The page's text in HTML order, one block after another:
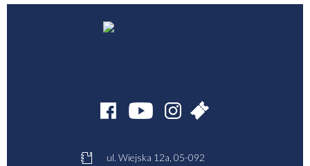
ul. Wiejska 12a, 05-092